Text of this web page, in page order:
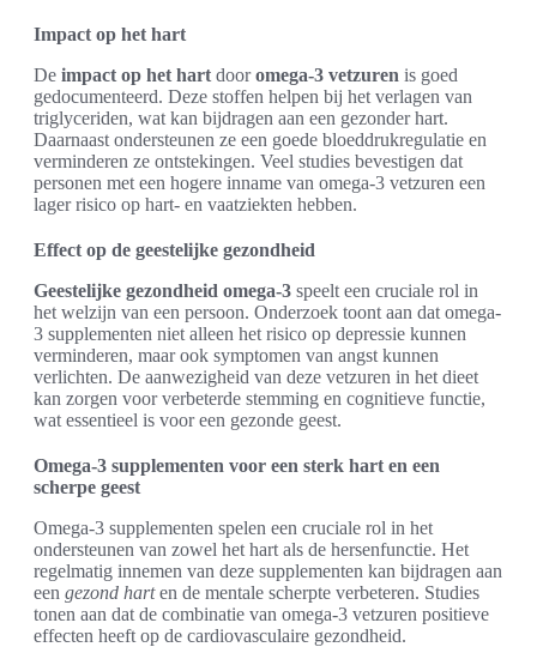
Impact op het hart
De impact op het hart dooromega-3 vetzuren is goed
gedocumenteerd. Deze stoffen helpen bij het verlagen van
triglyceriden, wat kan bijdragen aan een gezonder hart.
Daarnaast ondersteunen ze een goede bloeddrukregulatie en
verminderen ze ontstekingen. Veel studies bevestigen dat
personen met een hogere inname van omega-3 vetzuren een
lager risico op hart- en vaatziekten hebben.
Effect op de geestelijke gezondheid
Geestelijke gezondheid omega-3 speelt een cruciale rol in
het welzijn van een persoon. Onderzoek toont aan dat omega-
3 supplementen niet alleen het risico op depressie kunnen
verminderen, maar ook symptomen van angst kunnen
verlichten. De aanwezigheid van deze vetzuren in het dieet
kan zorgen voor verbeterde stemming en cognitieve functie,
wat essentieel is voor een gezonde geest.
Omega-3 supplementen voor een sterk hart en een
scherpe geest
Omega-3 supplementen spelen een cruciale rol in het
ondersteunen van zowel het hart als de hersenfunctie. Het
regelmatig innemen van deze supplementen kan bijdragen aan
een gezond harten de mentale scherpte verbeteren. Studies
tonen aan dat de combinatie van omega-3 vetzuren positieve
effecten heeft op de cardiovasculaire gezondheid.